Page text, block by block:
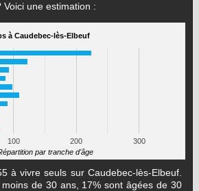
une estimation :
à Caudebec-lès-Elbeuf
100 200 300
par tranche d'âge
à vivre seuls sur Caudebec-lès-Elbeuf.
de 30 ans, 17% sont âgées de 30